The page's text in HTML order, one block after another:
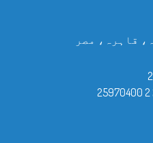
قاہرہ، مصر